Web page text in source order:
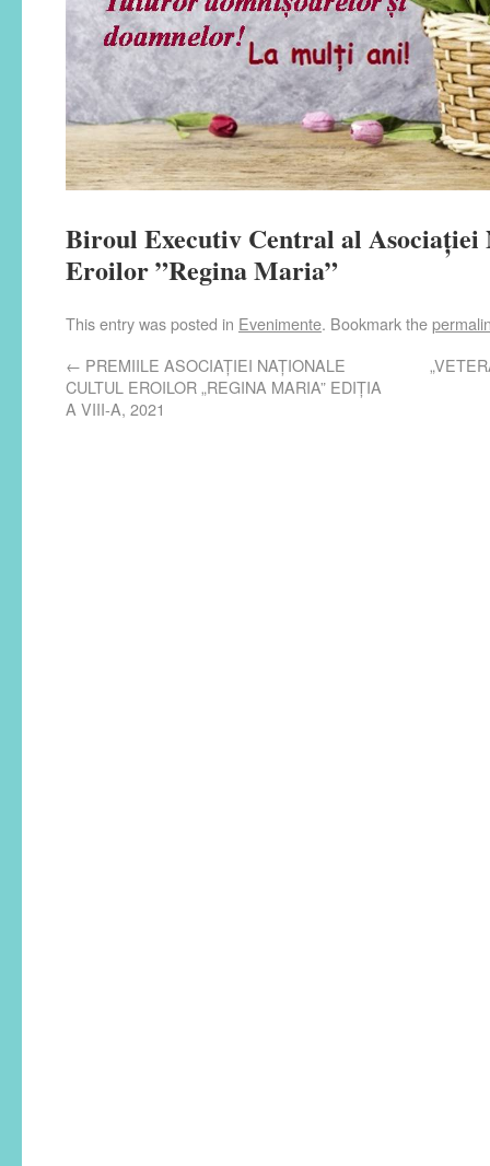
Biroul Executiv Central al
Eroilor ”Regina Maria”
This entry was posted in Evenimente. Bookmark the
← PREMIILE ASOCIAŢIEI NAŢIONALE
CULTUL EROILOR „REGINA MARIA” EDIŢIA
A VIII-A, 2021